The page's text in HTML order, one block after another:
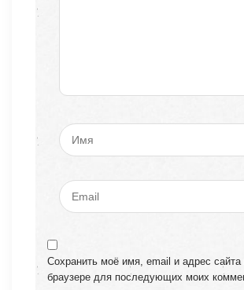
Сохранить моё имя, email и адрес сайта
браузере для последующих моих